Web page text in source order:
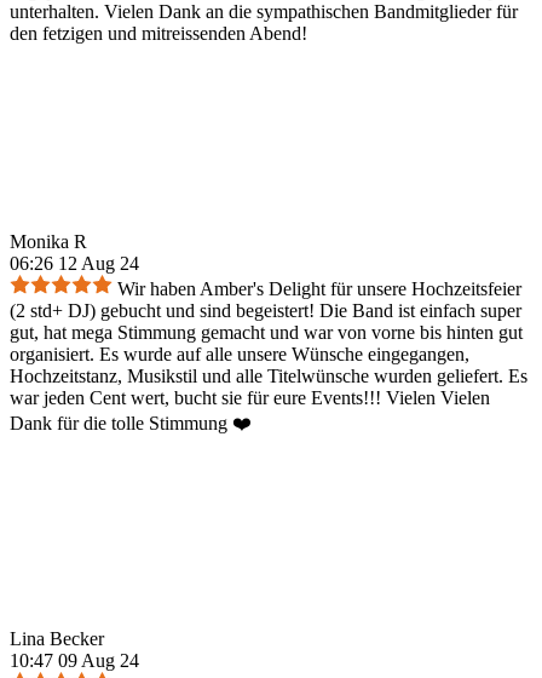
unterhalten. Vielen Dank an die sympathischen Bandmitglieder für
den fetzigen und mitreissenden Abend!
Monika R
06:26 12 Aug 24
Wir haben Amber's Delight für unsere Hochzeitsfeier
(2 std+ DJ) gebucht und sind begeistert! Die Band ist einfach super
gut, hat mega Stimmung gemacht und war von vorne bis hinten gut
organisiert. Es wurde auf alle unsere Wünsche eingegangen,
Hochzeitstanz, Musikstil und alle Titelwünsche wurden geliefert. Es
war jeden Cent wert, bucht sie für eure Events!!! Vielen Vielen
Dank für die tolle Stimmung ❤️
Lina Becker
10:47 09 Aug 24